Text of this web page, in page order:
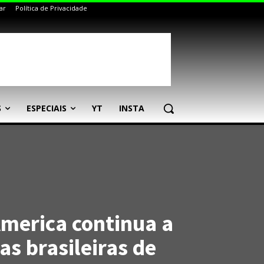
Política de Privacidade
ESPECIAIS YT INSTA
continua a
brasileiras de